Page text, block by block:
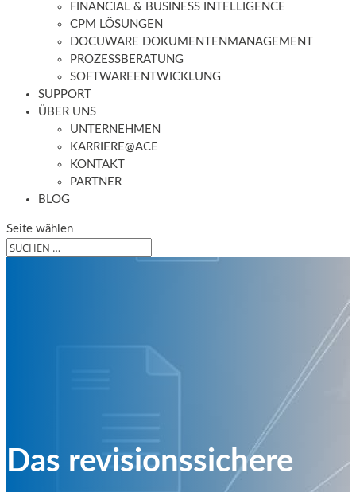
FINANCIAL & BUSINESS INTELLIGENCE
CPM LÖSUNGEN
DOCUWARE DOKUMENTENMANAGEMENT
PROZESSBERATUNG
SOFTWAREENTWICKLUNG
SUPPORT
ÜBER UNS
UNTERNEHMEN
KARRIERE@ACE
KONTAKT
PARTNER
BLOG
Seite wählen
Das revisionssichere